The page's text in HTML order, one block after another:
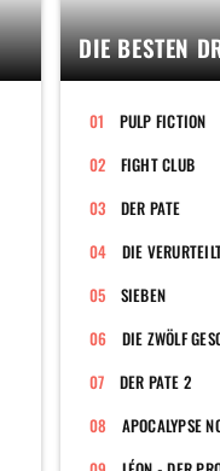
DIE BESTEN
PULP FICTION
FIGHT CLUB
DER PATE
DIE
SIEBEN
DIE ZWÖLF
DER PATE 2
APOCALYPSE